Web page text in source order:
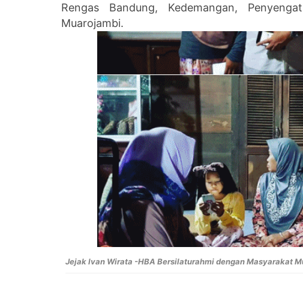
Rengas Bandung, Kedemangan,
Muarojambi.
Jejak Ivan Wirata -HBA Bersilaturahmi dengan Masyarakat